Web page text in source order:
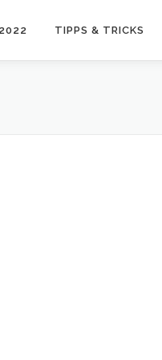
TIPPS & TRICKS